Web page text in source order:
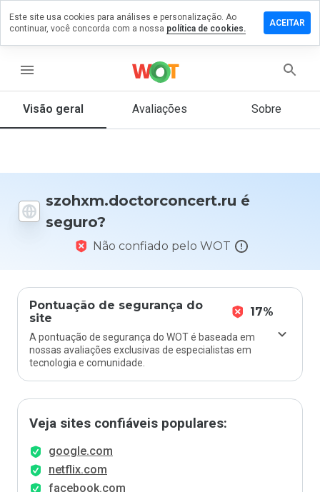
menu
Visão geral Avaliações Sobre
szohxm.doctorconcert.ru é
seguro?
Não confiado pelo WOT
Pontuação de segurança do
site
17%
A pontuação de segurança do WOT é baseada em
nossas avaliações exclusivas de especialistas em
tecnologia e comunidade.
Veja sites confiáveis populares:
google.com
netflix.com
facebook.com
comentário
De 1
nota
este
Este site usa cookies para análises e personalização. Ao
continuar, você concorda com a nossa política de cookies.
ACEITAR